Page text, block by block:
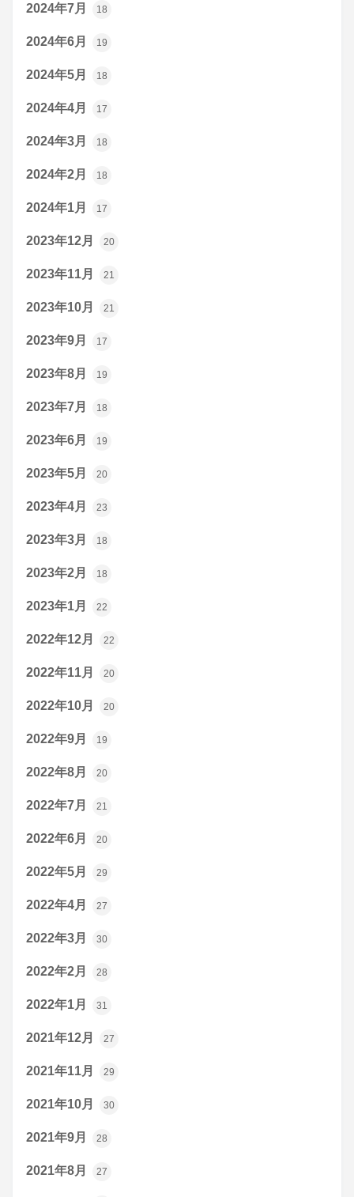
2024年7月 18
2024年6月 19
2024年5月 18
2024年4月 17
2024年3月 18
2024年2月 18
2024年1月 17
2023年12月 20
2023年11月 21
2023年10月 21
2023年9月 17
2023年8月 19
2023年7月 18
2023年6月 19
2023年5月 20
2023年4月 23
2023年3月 18
2023年2月 18
2023年1月 22
2022年12月 22
2022年11月 20
2022年10月 20
2022年9月 19
2022年8月 20
2022年7月 21
2022年6月 20
2022年5月 29
2022年4月 27
2022年3月 30
2022年2月 28
2022年1月 31
2021年12月 27
2021年11月 29
2021年10月 30
2021年9月 28
2021年8月 27